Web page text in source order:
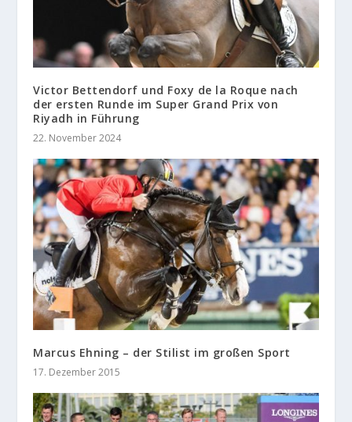
Victor Bettendorf und Foxy de la Roque nach
der ersten Runde im Super Grand Prix von
Riyadh in Führung
22. November 2024
Marcus Ehning – der Stilist im großen Sport
17. Dezember 2015